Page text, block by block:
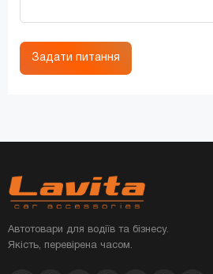
Задати питання
Автотовари для водіїв та бізнесу.
Якість, перевірена часом.